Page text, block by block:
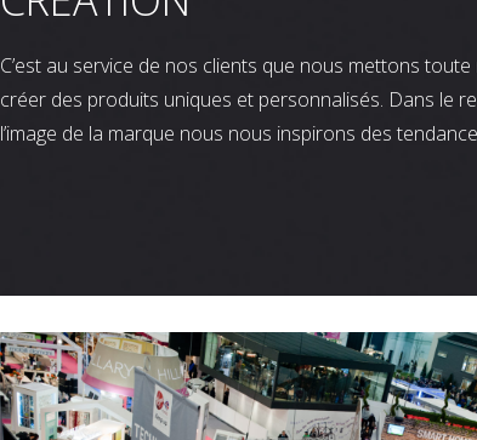
C’est au service de nos clients que nous mettons
créer des produits uniques et personnalisés. Dans le
l’image de la marque nous nous inspirons des